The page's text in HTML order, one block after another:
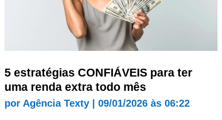
5 estratégias CONFIÁVEIS para ter
uma renda extra todo mês
por Agência Texty| 09/01/2026 às 06:22